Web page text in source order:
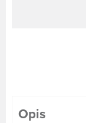
Opis